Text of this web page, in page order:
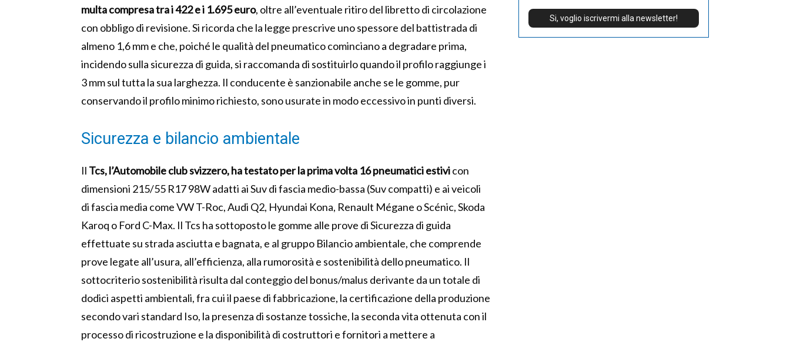
multa compresa tra i 422 e i 1.695 euro, oltre all’eventuale ritiro del libretto di circolazione
con obbligo di revisione. Si ricorda che la legge prescrive uno spessore del battistrada di
almeno 1,6 mm e che, poiché le qualità del pneumatico cominciano a degradare prima,
incidendo sulla sicurezza di guida, si raccomanda di sostituirlo quando il profilo raggiunge i
3 mm sul tutta la sua larghezza. Il conducente è sanzionabile anche se le gomme, pur
conservando il profilo minimo richiesto, sono usurate in modo eccessivo in punti diversi.
Sicurezza e bilancio ambientale
Il Tcs, l’Automobile club svizzero, ha testato per la prima volta 16 pneumatici estivicon
dimensioni 215/55 R17 98W adatti ai Suv di fascia medio-bassa (Suv compatti) e ai veicoli
di fascia media come VW T-Roc, Audi Q2, Hyundai Kona, Renault Mégane o Scénic, Skoda
Karoq o Ford C-Max. Il Tcs ha sottoposto le gomme alle prove di Sicurezza di guida
effettuate su strada asciutta e bagnata, e al gruppo Bilancio ambientale, che comprende
prove legate all’usura, all’efficienza, alla rumorosità e sostenibilità dello pneumatico. Il
sottocriterio sostenibilità risulta dal conteggio del bonus/malus derivante da un totale di
dodici aspetti ambientali, fra cui il paese di fabbricazione, la certificazione della produzione
secondo vari standard Iso, la presenza di sostanze tossiche, la seconda vita ottenuta con il
processo di ricostruzione e la disponibilità di costruttori e fornitori a mettere a